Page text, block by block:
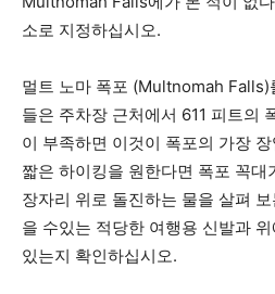
소로 지정하십시오.
멀트 노마 폭포 (Multnomah
들은 주차장 근처에서 611 피트의
이 부족하면 이것이 폭포의 가장
짧은 하이킹을 원한다면 폭포 꼭
장자리 위로 돌진하는 물을 살펴
을 수있는 적당한 여행용 신발과
있는지 확인하십시오.